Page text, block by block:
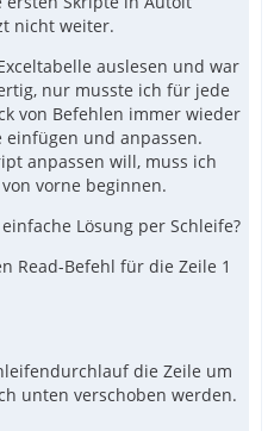
nicht weiter.
auslesen und war
nur musste ich für jede
von Befehlen immer wieder
einfügen und anpassen.
anpassen will, muss ich
vorne beginnen.
Lösung per Schleife?
Read-Befehl für die Zeile 1
die Zeile um
unten verschoben werden.